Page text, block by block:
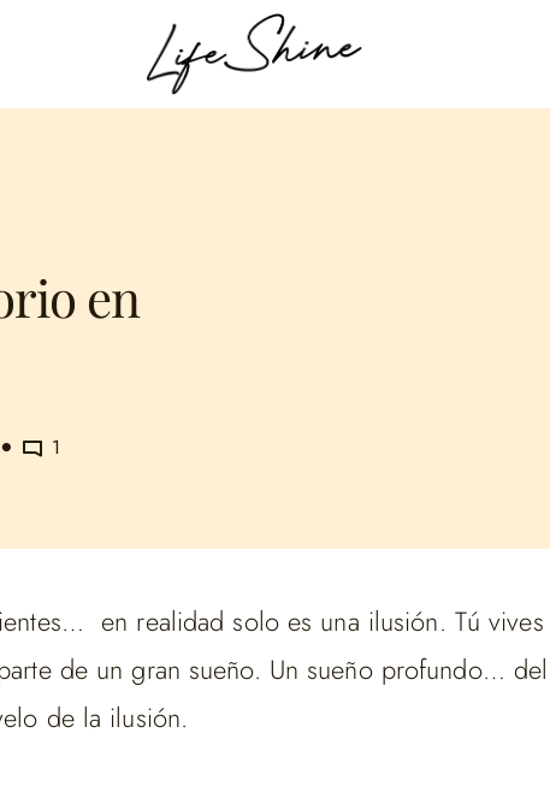
en
1
en realidad solo es una ilusión. Tú
de un gran sueño. Un sueño profundo…
de la ilusión.